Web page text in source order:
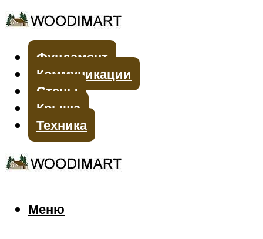
Фундамент
Коммуникации
Стены
Крыша
Техника
Меню
Меню